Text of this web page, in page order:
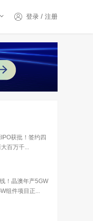
登录 / 注册
获批！签约四
百万千...
！晶澳年产5GW
组件项目正...